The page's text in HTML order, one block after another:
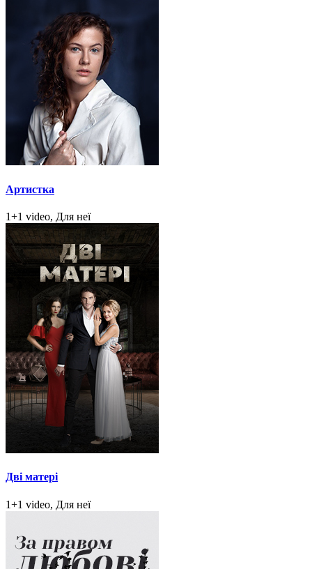
Артистка
1+1 video, Для неї
Дві матері
1+1 video, Для неї